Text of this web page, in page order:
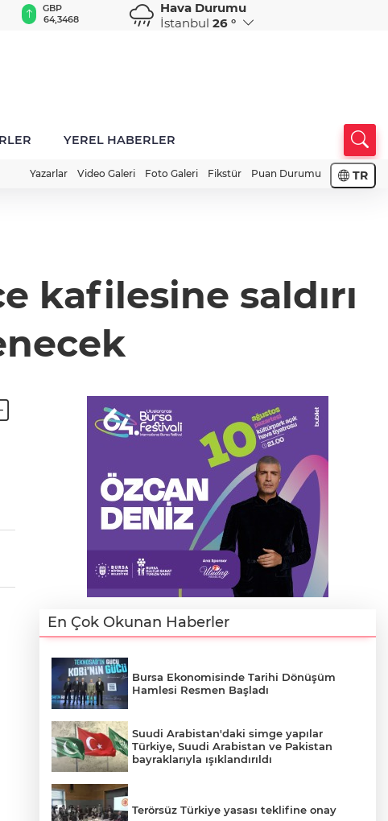
GBP
64,3468
CHF
59,0083
CAD
34,1883
Hava Durumu
İstanbul 26 °
YEREL HABERLER
Yazarlar Video Galeri Foto Galeri Fikstür Puan Durumu TR
kafilesine saldırı
En Çok Okunan Haberler
Bursa Ekonomisinde Tarihi Dönüşüm
Hamlesi Resmen Başladı
Suudi Arabistan'daki simge yapılar
Türkiye, Suudi Arabistan ve Pakistan
bayraklarıyla ışıklandırıldı
Terörsüz Türkiye yasası teklifine onay